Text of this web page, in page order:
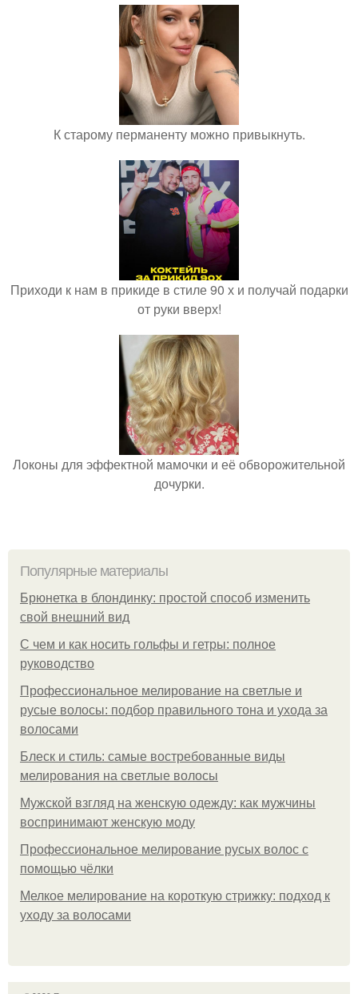
К старому перманенту можно привыкнуть.
Приходи к нам в прикиде в стиле 90 х и получай подарки
от руки вверх!
Локоны для эффектной мамочки и её обворожительной
дочурки.
Популярные материалы
Брюнетка в блондинку: простой способ изменить
свой внешний вид
С чем и как носить гольфы и гетры: полное
руководство
Профессиональное мелирование на светлые и
русые волосы: подбор правильного тона и ухода за
волосами
Блеск и стиль: самые востребованные виды
мелирования на светлые волосы
Мужской взгляд на женскую одежду: как мужчины
воспринимают женскую моду
Профессиональное мелирование русых волос с
помощью чёлки
Мелкое мелирование на короткую стрижку: подход к
уходу за волосами